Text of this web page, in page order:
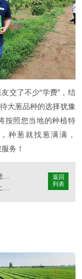
交了不少“学费”，结
大葱品种的选择犹豫
按照您当地的种植特
种葱就找葱满满，
务！
返回
列表
大葱空水浇灌好不好?冬季大葱浇水有哪些注意事项?